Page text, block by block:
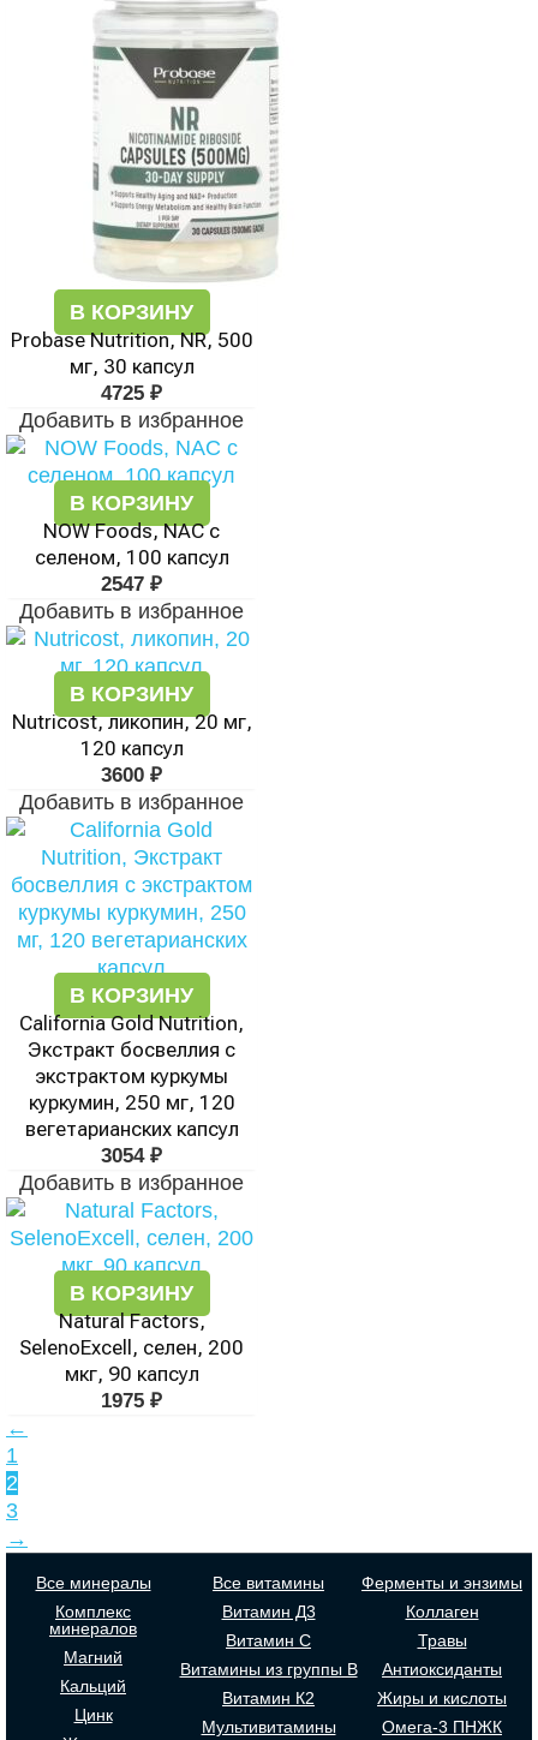
В КОРЗИНУ
Probase Nutrition, NR, 500
мг, 30 капсул
4725 ₽
Добавить в избранное
В КОРЗИНУ
NOW Foods, NAC с
селеном, 100 капсул
2547 ₽
Добавить в избранное
В КОРЗИНУ
Nutricost, ликопин, 20 мг,
120 капсул
3600 ₽
Добавить в избранное
В КОРЗИНУ
California Gold Nutrition,
Экстракт босвеллия с
экстрактом куркумы
куркумин, 250 мг, 120
вегетарианских капсул
3054 ₽
Добавить в избранное
В КОРЗИНУ
Natural Factors,
SelenoExcell, селен, 200
мкг, 90 капсул
1975 ₽
←
1
2
3
→
Все минералы
Комплекс
минералов
Магний
Кальций
Цинк
Все витамины
Витамин Д3
Витамин С
Витамины из группы В
Витамин К2
Мультивитамины
Ферменты и энзимы
Коллаген
Травы
Антиоксиданты
Жиры и кислоты
Омега-3 ПНЖК